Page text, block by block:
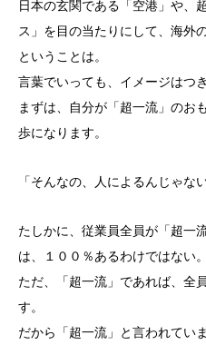
日本の玄関である「空港」や、
ス」を目の当たりにして、海外
ということは。
言葉でいっても、イメージはつ
まずは、自分が「超一流」のお
歩になります。
「そんなの、人によるんじゃな
たしかに、従業員全員が「超一
は、１００％あるわけではない。
ただ、「超一流」であれば、全
す。
だから「超一流」と言われていま